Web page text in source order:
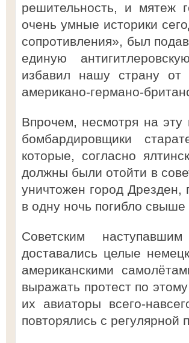
решительность, и мятеж
очень умные историки
сопротивления», был
единую
избавил нашу страну от
американо-германо-
Впрочем, несмотря на эту
бомбардировщики
которые, согласно
должны были отойти в
уничтожен город Дрезден,
в одну ночь погибло
Советским
доставались целые
американскими
выражать протест по
их авиаторы всего-
повторялись с регулярной